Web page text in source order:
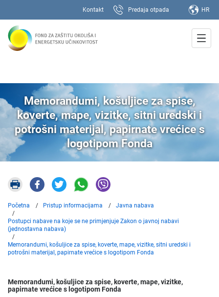
Kontakt Predaja otpada HR
Memorandumi, košuljice za spise,
koverte, mape, vizitke, sitni uredski i
potrošni materijal, papirnate vrećice s
logotipom Fonda
Početna Pristup informacijama Javna nabava
Postupci nabave na koje se ne primjenjuje Zakon o javnoj nabavi
(jednostavna nabava)
Memorandumi, košuljice za spise, koverte, mape, vizitke, sitni uredski i
potrošni materijal, papirnate vrećice s logotipom Fonda
Memorandumi, košuljice za spise, koverte, mape, vizitke,
papirnate vrećice s logotipom Fonda